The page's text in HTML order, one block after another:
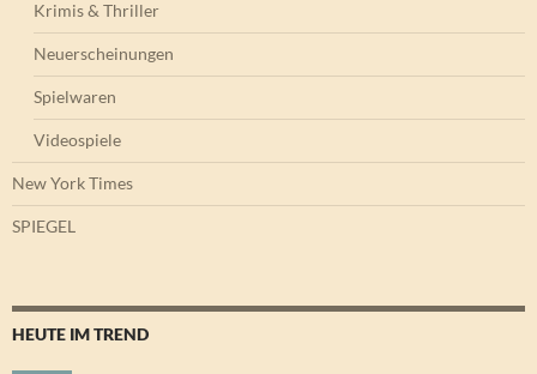
Krimis & Thriller
Neuerscheinungen
Spielwaren
Videospiele
New York Times
SPIEGEL
HEUTE IM TREND